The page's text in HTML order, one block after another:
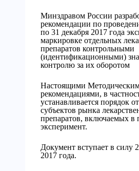
Минздравом России
рекомендации по
по 31 декабря 2017 года
маркировке отдельных
препаратов контрольными
(идентификационными)
контролю за их оборотом
Настоящими
рекомендациями, в
устанавливается порядок
субъектов рынка
препаратов, включаемых
эксперимент.
Документ вступает в силу
2017 года.